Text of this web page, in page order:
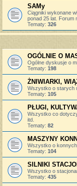
SAMy
Ciągniki wykonane
ponad 25 lat. Forum
Tematy: 326
OGÓLNIE O
Ogólne dyskusje o
Tematy: 198
ŻNIWIARKI,
Wszystko o starych
Tematy: 105
PŁUGI,
Wszystko co
itd.
Tematy: 82
MASZYNY
Wszystko o
Tematy: 104
SILNIKI
Wszystko o
Tematy: 435